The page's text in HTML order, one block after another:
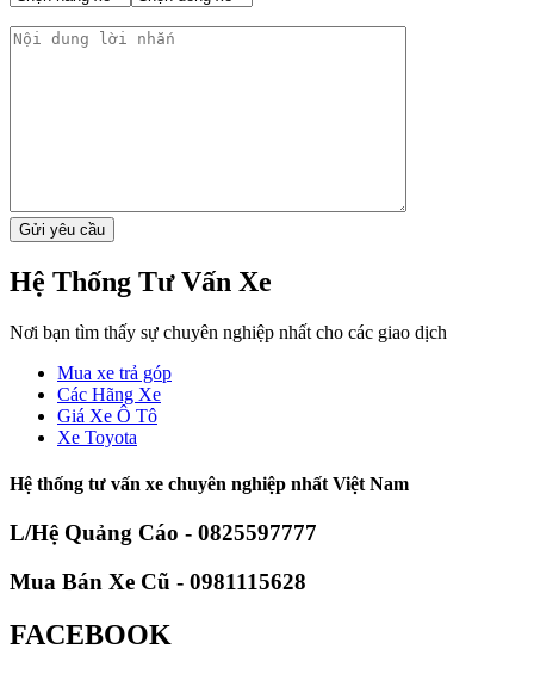
Hệ Thống Tư Vấn Xe
Nơi bạn tìm thấy sự chuyên nghiệp nhất cho các giao dịch
Mua xe trả góp
Các Hãng Xe
Giá Xe Ô Tô
Xe Toyota
Hệ thống tư vấn xe chuyên nghiệp nhất Việt Nam
L/Hệ Quảng Cáo - 0825597777
Mua Bán Xe Cũ - 0981115628
FACEBOOK